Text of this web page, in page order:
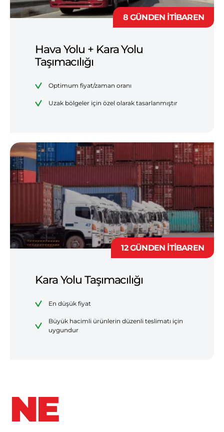
8 GÜNDEN İTİBAREN
Hava Yolu + Kara Yolu
Taşımacılığı
Optimum fiyat/zaman oranı
Uzak bölgeler için özel olarak tasarlanmıştır
12 GÜNDEN İTİBAREN
Kara Yolu Taşımacılığı
En düşük fiyat
Büyük hacimli ürünlerin düzenli teslimatı için
uygundur
NE